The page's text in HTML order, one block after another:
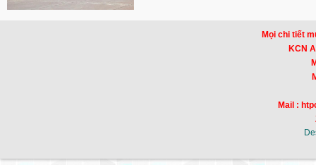
Mọi chi tiết
KCN
Mail :